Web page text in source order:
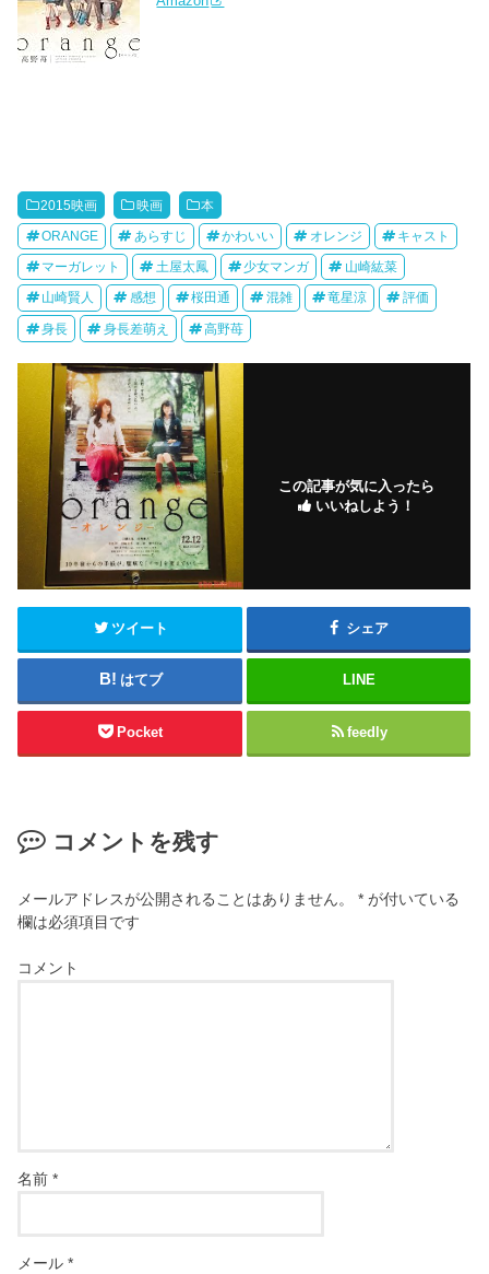
2015映画 映画 本
ORANGE あらすじ かわいい オレンジ キャスト
マーガレット 土屋太鳳 少女マンガ 山崎紘菜
山崎賢人 感想 桜田通 混雑 竜星涼 評価
身長 身長差萌え 高野苺
この記事が気に入ったら
いいねしよう！
ツイート シェア
はてブ LINE
Pocket feedly
コメントを残す
メールアドレスが公開されることはありません。 * が付いている
欄は必須項目です
コメント
名前*
メール*